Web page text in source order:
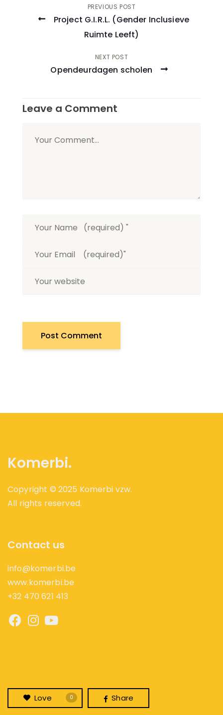
Post
navigation
PREVIOUS POST
Project G.I.R.L. (Gender Inclusieve
Ruimte Leeft)
NEXT POST
Opendeurdagen scholen
Leave a Comment
Komerbi.
Copyright © 2025 Komerbi vzw.
All rights reserved.
Contact us
info@komerbi.be
www.komerbi.be
+32 470 621 413
Love 0 Share